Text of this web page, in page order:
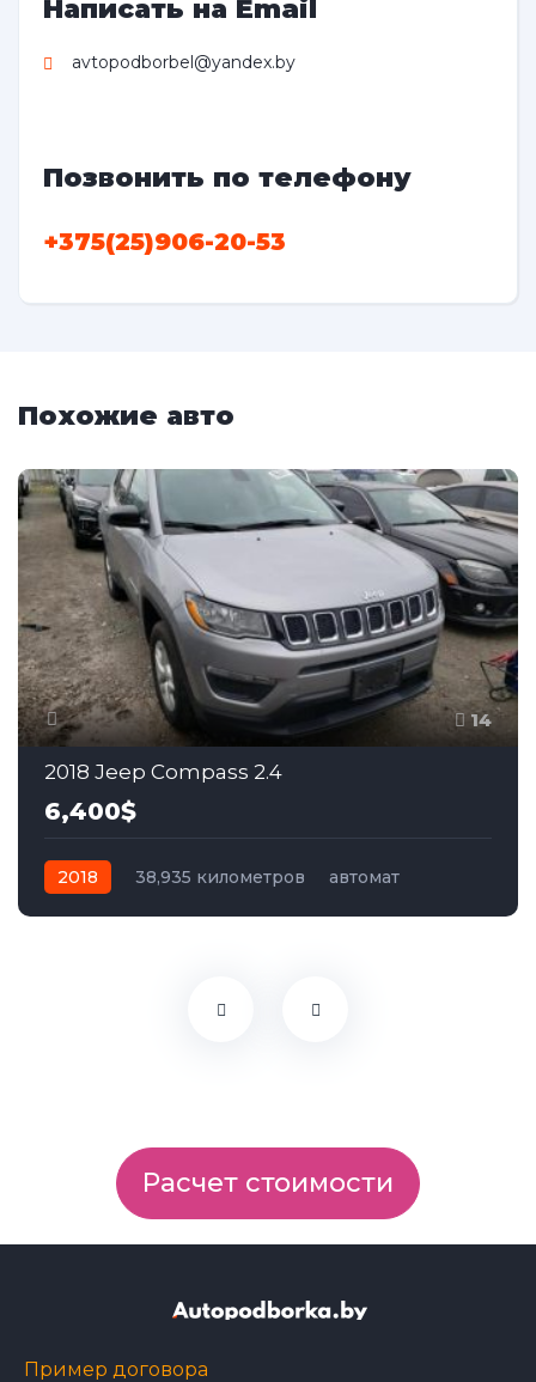
Написать на Email
avtopodborbel@yandex.by
Позвонить по телефону
+375(25)906-20-53
Похожие авто
14
2018 Jeep Compass 2.4
6,400$
2018 38,935 километров
автомат
Расчет стоимости
Пример договора